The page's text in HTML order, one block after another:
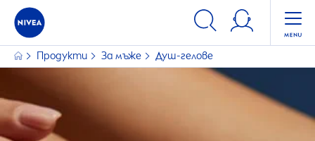
Продукти За мъже Душ-гелове
ФИЛТРИ
ТИП КОЖА
За всеки тип кожа